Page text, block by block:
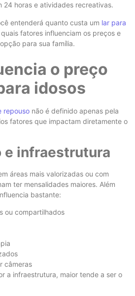
24 horas e atividades recreativas.
entenderá quanto custa um lar para
fatores influenciam os preços e
para sua família.
o preço
idosos
repouso não é definido apenas pela
fatores que impactam diretamente o
e infraestrutura
áreas mais valorizadas ou com
ter mensalidades maiores. Além
bastante:
ou compartilhados
câmeras
a infraestrutura, maior tende a ser o